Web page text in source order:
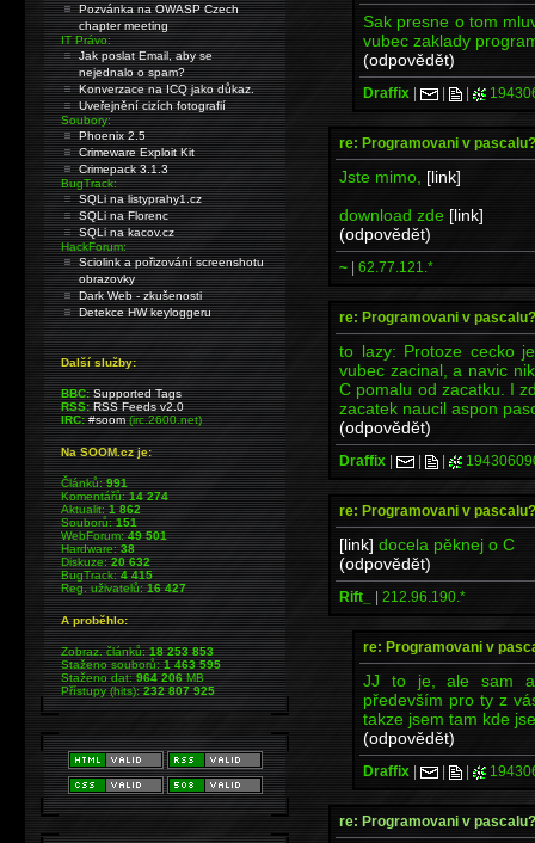
Sak presne o tom
vubec zaklady
(odpovědět)
Draffix | | |
re: Programovani v pascalu?
Jste mimo, [link]
download zde [link]
(odpovědět)
~ | 62.77.121.*
re: Programovani v pascalu?
to lazy: Protoze cecko
vubec zacinal, a navic
C pomalu od zacatku. I
zacatek naucil aspon
(odpovědět)
Draffix | | |
re: Programovani v pascalu?
[link] docela pěknej o C
(odpovědět)
Rift_ | 212.96.190.*
re: Programovani v
JJ to je, ale sam
především pro ty z
takze jsem tam kde
(odpovědět)
Draffix | | |
re: Programovani v pascalu?
Pozvánka na OWASP Czech
chapter meeting
IT Právo:
Jak poslat Email, aby se
nejednalo o spam?
Konverzace na ICQ jako důkaz.
Uveřejnění cizích fotografií
Soubory:
Phoenix 2.5
Crimeware Exploit Kit
Crimepack 3.1.3
BugTrack:
SQLi na listyprahy1.cz
SQLi na Florenc
SQLi na kacov.cz
HackForum:
Sciolink a pořizování screenshotu
obrazovky
Dark Web - zkušenosti
Detekce HW keyloggeru
Další služby:
BBC: Supported Tags
RSS: RSS Feeds v2.0
IRC: #soom(irc.2600.net)
Na SOOM.cz je:
Článků:991
Komentářů:14 274
Aktualit:1 862
Souborů:151
WebForum:49 501
Hardware:38
Diskuze:20 632
BugTrack:4 415
Reg. uživatelů:16 427
A proběhlo:
Zobraz. článků:18 253 853
Staženo souborů:1 463 595
Staženo dat:964 206MB
Přístupy (hits):232 807 925